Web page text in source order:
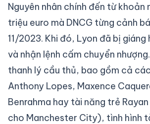
Nguyên nhân chính đến từ khoản
triệu euro mà DNCG từng cảnh
11/2023. Khi đó, Lyon đã bị
và nhận lệnh cấm chuyển
thanh lý cầu thủ, bao gồm cả
Anthony Lopes, Maxence
Benrahma hay tài năng trẻ
cho Manchester City), tình hình